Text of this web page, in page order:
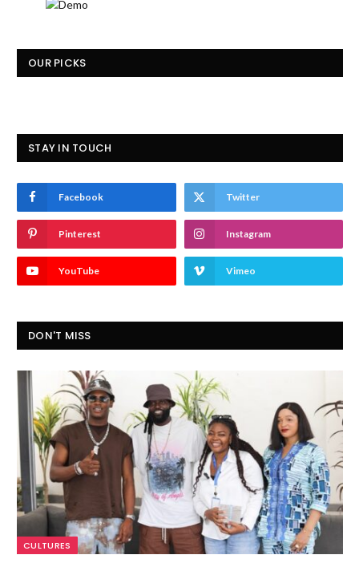
OUR PICKS
STAY IN TOUCH
Facebook Twitter
Pinterest Instagram
YouTube Vimeo
DON'T MISS
CULTURES